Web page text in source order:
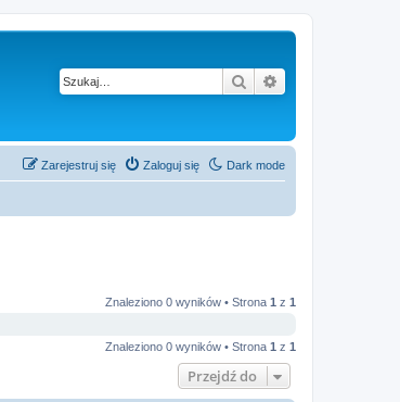
Szukaj
Dark mode
Zaloguj się
Zarejestruj się
Znaleziono 0 wyników • Strona 1 z 1
Znaleziono 0 wyników • Strona 1 z 1
Przejdź do